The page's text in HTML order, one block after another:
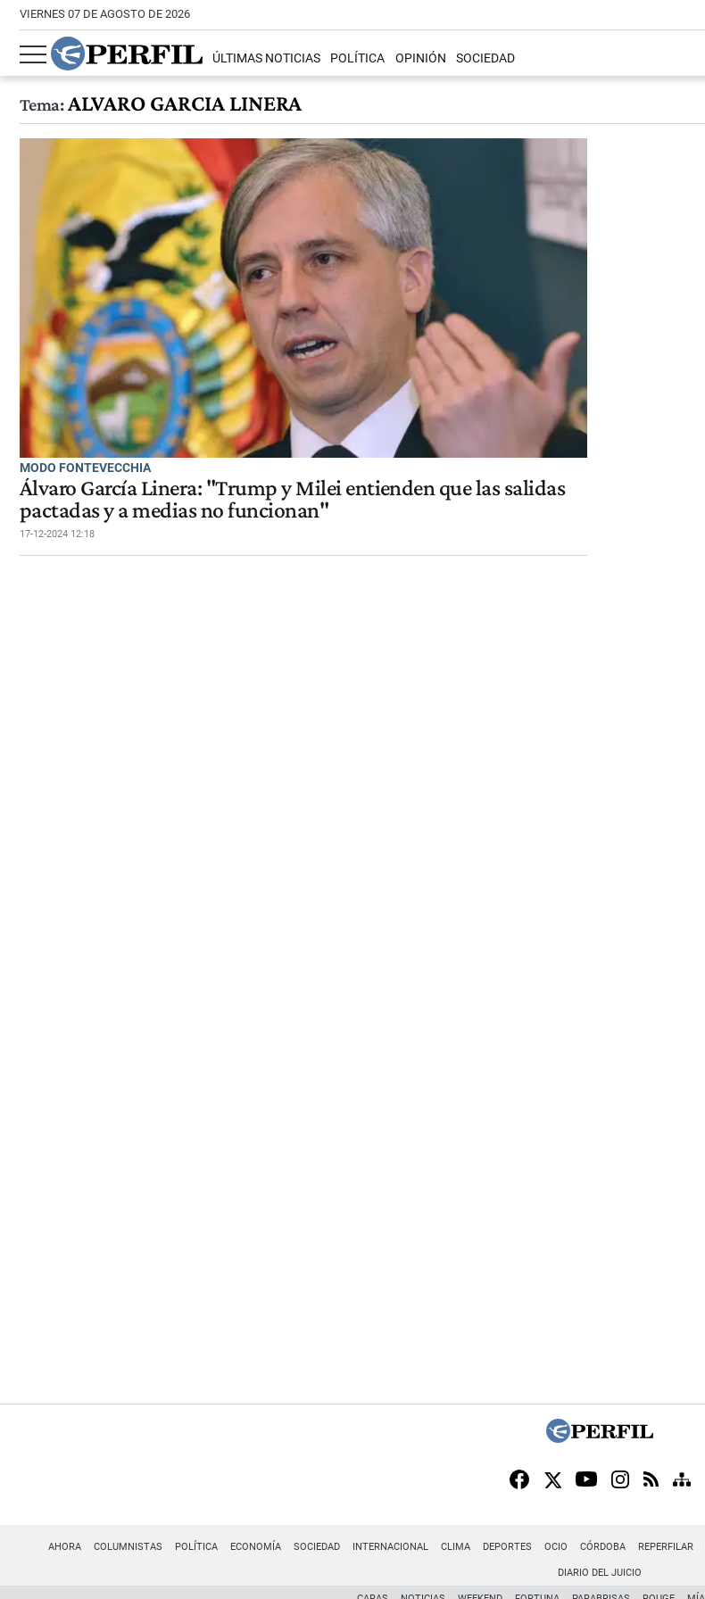
VIERNES 07 DE AGOSTO DE 2026
ÚLTIMAS NOTICIAS POLÍTICA OPINIÓN SOCIEDAD
Tema:ALVARO GARCIA LINERA
MODO FONTEVECCHIA
Álvaro García Linera: "Trump y Milei entienden que las salidas
pactadas y a medias no funcionan"
17-12-2024 12:18
AHORA COLUMNISTAS POLÍTICA ECONOMÍA SOCIEDAD INTERNACIONAL CLIMA DEPORTES OCIO CÓRDOBA REPERFILAR
DIARIO DEL JUICIO